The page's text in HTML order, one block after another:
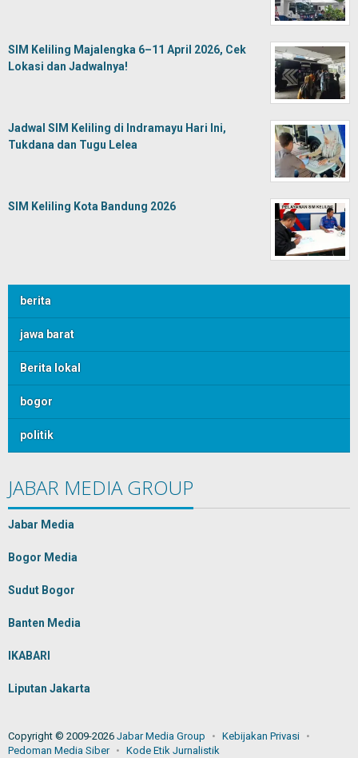
SIM Keliling Majalengka 6–11 April 2026, Cek
Lokasi dan Jadwalnya!
Jadwal SIM Keliling di Indramayu Hari Ini,
Tukdana dan Tugu Lelea
SIM Keliling Kota Bandung 2026
berita
jawa barat
Berita lokal
bogor
politik
JABAR MEDIA GROUP
Jabar Media
Bogor Media
Sudut Bogor
Banten Media
IKABARI
Liputan Jakarta
Copyright © 2009-2026 Jabar Media Group
Kebijakan Privasi
Pedoman Media Siber
Kode Etik Jurnalistik